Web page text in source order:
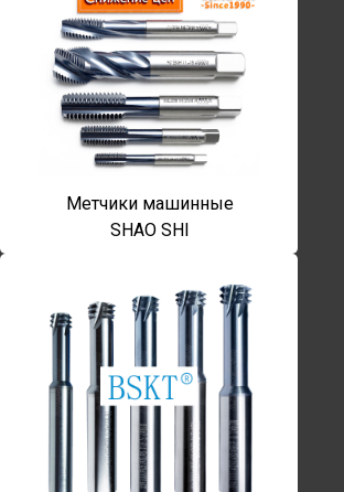
Метчики машинные
SHAO SHI